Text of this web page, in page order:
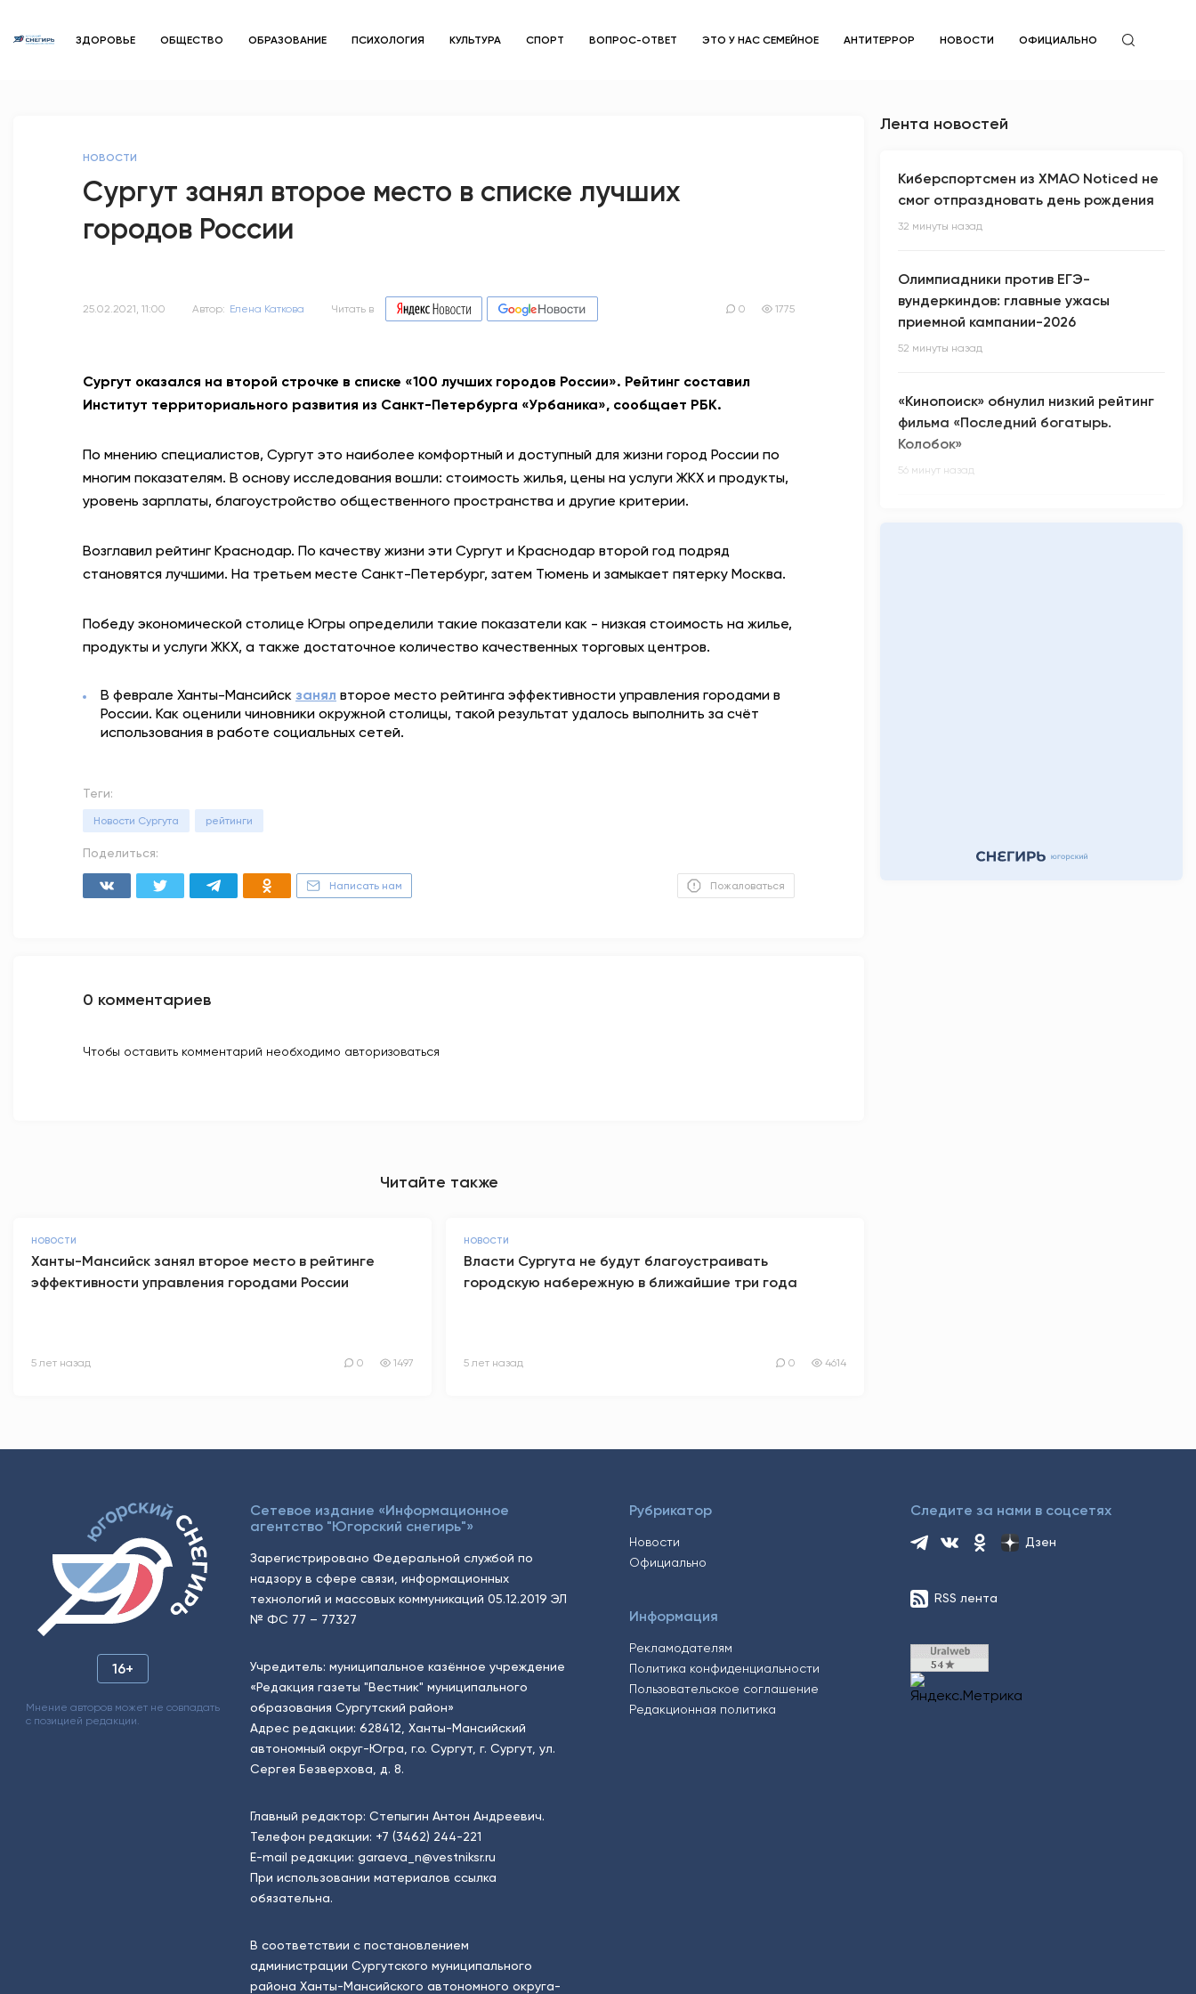
ЗДОРОВЬЕ ОБЩЕСТВО ОБРАЗОВАНИЕ ПСИХОЛОГИЯ КУЛЬТУРА СПОРТ ВОПРОС-ОТВЕТ ЭТО У НАС СЕМЕЙНОЕ АНТИТЕРРОР НОВОСТИ ОФИЦИАЛЬНО
СПОРТ
ЭТО У НАС СЕМЕЙНОЕ
НОВОСТИ
НОВОСТИ
Сургут занял второе место в списке лучших
городов России
25.02.2021, 11:00 Автор: Елена Каткова Читать в 0 1775
Сургут оказался на второй строчке в списке «100 лучших городов России». Рейтинг составил
Институт территориального развития из Санкт-Петербурга «Урбаника», сообщает РБК.
По мнению специалистов, Сургут это наиболее комфортный и доступный для жизни город России по
многим показателям. В основу исследования вошли: стоимость жилья, цены на услуги ЖКХ и продукты,
уровень зарплаты, благоустройство общественного пространства и другие критерии.
Возглавил рейтинг Краснодар. По качеству жизни эти Сургут и Краснодар второй год подряд
становятся лучшими. На третьем месте Санкт-Петербург, затем Тюмень и замыкает пятерку Москва.
Победу экономической столице Югры определили такие показатели как - низкая стоимость на жилье,
продукты и услуги ЖКХ, а также достаточное количество качественных торговых центров.
В феврале Ханты-Мансийск занял второе место рейтинга эффективности управления городами в
России. Как оценили чиновники окружной столицы, такой результат удалось выполнить за счёт
использования в работе социальных сетей.
Теги:
Новости Сургута рейтинги
Поделиться:
Написать нам Пожаловаться
0 комментариев
Чтобы оставить комментарий необходимо авторизоваться
Читайте также
НОВОСТИ
Ханты-Мансийск занял второе место в рейтинге
эффективности управления городами России
5 лет назад 0 1497
НОВОСТИ
Власти Сургута не будут благоустраивать
городскую набережную в ближайшие три года
5 лет назад 0 4614
Лента новостей
Киберспортсмен из ХМАО Noticed не
смог отпраздновать день рождения
32 минуты назад
Олимпиадники против ЕГЭ-
вундеркиндов: главные ужасы
приемной кампании-2026
52 минуты назад
«Кинопоиск» обнулил низкий рейтинг
фильма «Последний богатырь.
Колобок»
56 минут назад
16+
Мнение авторов может не совпадать
с позицией редакции.
Сетевое издание «Информационное
агентство "Югорский снегирь"»
Зарегистрировано Федеральной службой по
надзору в сфере связи, информационных
технологий и массовых коммуникаций 05.12.2019 ЭЛ
№ ФС 77 – 77327
Учредитель: муниципальное казённое учреждение
«Редакция газеты "Вестник" муниципального
образования Сургутский район»
Адрес редакции: 628412, Ханты-Мансийский
автономный округ-Югра, г.о. Сургут, г. Сургут, ул.
Сергея Безверхова, д. 8.
Главный редактор: Степыгин Антон Андреевич.
Телефон редакции: +7 (3462) 244-221
E-mail редакции: garaeva_n@vestniksr.ru
При использовании материалов ссылка
обязательна.
В соответствии с постановлением
администрации Сургутского муниципального
района Ханты-Мансийского автономного округа-
Рубрикатор
Новости
Официально
Информация
Рекламодателям
Политика конфиденциальности
Пользовательское соглашение
Редакционная политика
Следите за нами в соцсетях
Дзен
RSS лента